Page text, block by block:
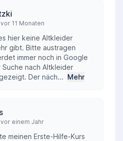
vor 11 Monaten
hier keine Altkleider
gibt. Bitte austragen
immer noch in Google
nach Altkleider
Der näch... Mehr
vor einem Jahr
meinen Erste-Hilfe-Kurs